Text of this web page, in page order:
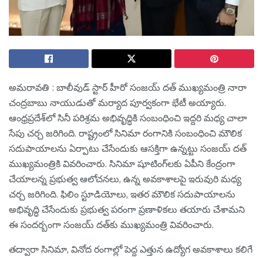
అమరావతి : బాలీవుడ్ స్టార్ హీరో సంజయ్ దత్ ముఖ్యమంత్రి నారా
చంద్రబాబు నాయుడుతో మర్యాద పూర్వకంగా భేటీ అయ్యారు.
ఆంధ్రప్రదేశ్‌లో సినీ పరిశ్రమ అభివృద్ధికి సంబంధించి ఇద్దరి మధ్య చాలా
సేపు చర్చ జరిగింది. రాష్ట్రంలో సినిమా రంగానికి సంబంధించి మౌలిక
సదుపాయాలను ఏర్పాటు చేసేందుకు ఆసక్తిగా ఉన్నట్టు సంజయ్ దత్
ముఖ్యమంత్రికి వివరించారు. సినిమా షూటింగ్‌లకు ఏపీని కేంద్రంగా
చేయాలన్న ప్రభుత్వ ఆలోచనలు, ఉన్న అవకాశాలపై ఇరువురి మధ్య
చర్చ జరిగింది. ఫిలిం స్టూడియోలు, ఇతర మౌలిక సదుపాయాలను
అభివృద్ధి చేసేందుకు ప్రభుత్వ పరంగా ప్రణాళికలు త‌యారు చేశామ‌ని
ఈ సంద‌ర్బంగా సంజయ్ దత్‌కు ముఖ్యమంత్రి వివరించారు.
తద్వారా సినిమా, వినోద రంగాల్లో పెద్ద ఎత్తున ఉద్యోగ అవకాశాలు కలిగే